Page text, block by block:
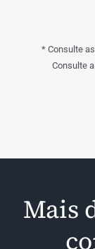
* Consulte
Consulte
Mais